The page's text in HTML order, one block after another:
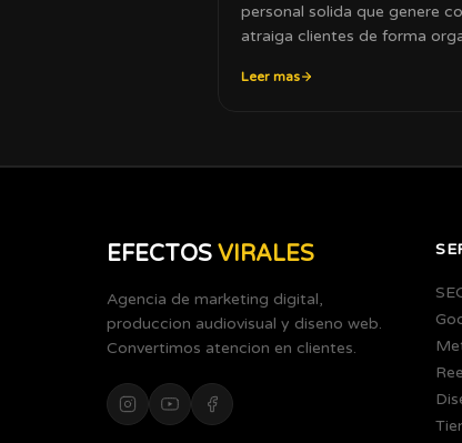
personal solida que genere
atraiga clientes de forma
Leer mas
EFECTOS VIRALES
Agencia de marketing digital,
produccion audiovisual y diseno web.
Convertimos atencion en clientes.